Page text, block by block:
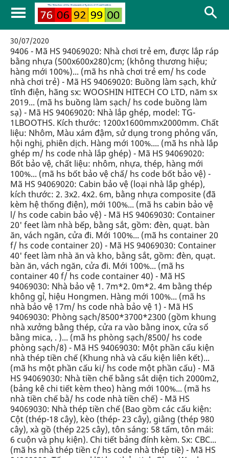
30/07/2020
9406 - Mã HS 94069020: Nhà chơi trẻ em, được lắp ráp
bằng nhựa (500x600x280)cm; (không thương hiệu;
hàng mới 100%)... (mã hs nhà chơi trẻ em/ hs code
nhà chơi trẻ) - Mã HS 94069020: Buồng làm sạch, khử
tĩnh điện, hãng sx: WOOSHIN HITECH CO LTD, năm sx
2019... (mã hs buồng làm sạch/ hs code buồng làm
sạ) - Mã HS 94069020: Nhà lắp ghép, model: TG-
1LBOOTHS. Kích thước: 1200x1600mmx2000mm. Chất
liệu: Nhôm, Màu xám đậm, sử dụng trong phỏng vấn,
hội nghị, phiên dịch. Hàng mới 100%.... (mã hs nhà lắp
ghép m/ hs code nhà lắp ghép) - Mã HS 94069020:
Bốt bảo vệ, chất liệu: nhôm, nhựa, thép, hàng mới
100%... (mã hs bốt bảo vệ chấ/ hs code bốt bảo vệ) -
Mã HS 94069020: Cabin bảo vệ (loại nhà lắp ghép),
kích thước: 2. 3x2. 4x2. 6m, bằng nhựa composite (đã
kèm hệ thống điện), mới 100%... (mã hs cabin bảo vệ
l/ hs code cabin bảo vệ) - Mã HS 94069030: Container
20' feet làm nhà bếp, bằng sắt, gồm: đèn, quạt. bàn
ăn, vách ngăn, cửa đi. Mới 100%... (mã hs container 20
f/ hs code container 20) - Mã HS 94069030: Container
40' feet làm nhà ăn và kho, bằng sắt, gồm: đèn, quạt.
bàn ăn, vách ngăn, cửa đi. Mới 100%... (mã hs
container 40 f/ hs code container 40) - Mã HS
94069030: Nhà bảo vệ 1. 7m*2. 0m*2. 4m bằng thép
không gỉ, hiệu Hongmen. Hàng mới 100%... (mã hs
nhà bảo vệ 17m/ hs code nhà bảo vệ 1) - Mã HS
94069030: Phòng sạch/8500*3700*2300 (gồm khung
nhà xưởng bằng thép, cửa ra vào bằng inox, cửa sổ
bằng mica, . )... (mã hs phòng sạch/8500/ hs code
phòng sạch/8) - Mã HS 94069030: Một phần cấu kiện
nhà thép tiền chế (Khung nhà và cấu kiện liên kết)...
(mã hs một phần cấu ki/ hs code một phần cấu) - Mã
HS 94069030: Nhà tiền chế bằng sắt diện tich 2000m2,
(bảng kê chi tiết kèm theo) hàng mới 100%... (mã hs
nhà tiền chế bằ/ hs code nhà tiền chế) - Mã HS
94069030: Nhà thép tiền chế (Bao gồm các cấu kiện:
Cột (thép-18 cây), kèo (thép- 23 cây), giằng (thép 980
cây), xà gồ (thép 225 cây), tôn sáng: 58 tấm, tôn mái:
6 cuộn và phụ kiện). Chi tiết bảng đính kèm. Sx: CBC...
(mã hs nhà thép tiền c/ hs code nhà thép tiề) - Mã HS